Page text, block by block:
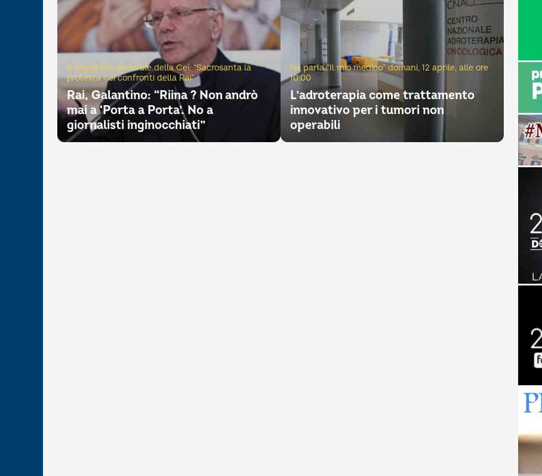
Il segretario generale della Cei: “Sacrosanta la
protesta nei confronti della Rai”
Rai, Galantino: “Riina ? Non andrò
mai a ‘Porta a Porta’. No a
giornalisti inginocchiati”
Ne parla “Il mio medico” domani, 12 aprile, alle ore
10.00
L’adroterapia come trattamento
innovativo per i tumori non
operabili